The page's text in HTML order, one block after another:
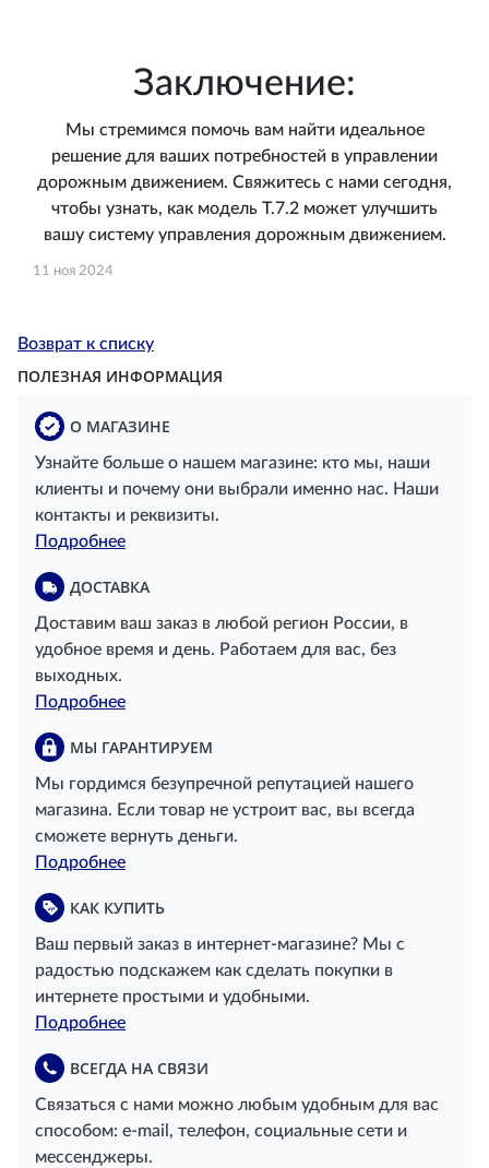
Заключение:
Мы стремимся помочь вам найти идеальное
решение для ваших потребностей в управлении
дорожным движением. Свяжитесь с нами сегодня,
чтобы узнать, как модель T.7.2 может улучшить
вашу систему управления дорожным движением.
11 ноя 2024
Возврат к списку
ПОЛЕЗНАЯ ИНФОРМАЦИЯ
О МАГАЗИНЕ
Узнайте больше о нашем магазине: кто мы, наши
клиенты и почему они выбрали именно нас. Наши
контакты и реквизиты.
Подробнее
ДОСТАВКА
Доставим ваш заказ в любой регион России, в
удобное время и день. Работаем для вас, без
выходных.
Подробнее
МЫ ГАРАНТИРУЕМ
Мы гордимся безупречной репутацией нашего
магазина. Если товар не устроит вас, вы всегда
сможете вернуть деньги.
Подробнее
КАК КУПИТЬ
Ваш первый заказ в интернет-магазине? Мы с
радостью подскажем как сделать покупки в
интернете простыми и удобными.
Подробнее
ВСЕГДА НА СВЯЗИ
Связаться с нами можно любым удобным для вас
способом: e-mail, телефон, социальные сети и
мессенджеры.